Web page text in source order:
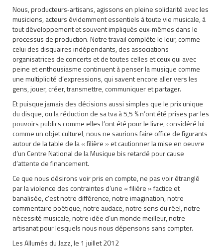
Nous, producteurs‐artisans, agissons en pleine solidarité avec les
musiciens, acteurs évidemment essentiels à toute vie musicale, à
tout développement et souvent impliqués eux‐mêmes dans le
processus de production. Notre travail complète le leur, comme
celui des disquaires indépendants, des associations
organisatrices de concerts et de toutes celles et ceux qui avec
peine et enthousiasme continuent à penser la musique comme
une multiplicité d’expressions, qui savent encore aller vers les
gens, jouer, créer, transmettre, communiquer et partager.
Et puisque jamais des décisions aussi simples que le prix unique
du disque, ou la réduction de sa tva à 5,5 % n’ont été prises par les
pouvoirs publics comme elles l’ont été pour le livre, considéré lui
comme un objet culturel, nous ne saurions faire office de figurants
autour de la table de la « filière » et cautionner la mise en oeuvre
d’un Centre National de la Musique bis retardé pour cause
d’attente de financement.
Ce que nous désirons voir pris en compte, ne pas voir étranglé
par la violence des contraintes d’une « filière » factice et
banalisée, c’est notre différence, notre imagination, notre
commentaire poétique, notre audace, notre sens du réel, notre
nécessité musicale, notre idée d’un monde meilleur, notre
artisanat pour lesquels nous nous dépensons sans compter.
Les Allumés du Jazz, le 1 juillet 2012